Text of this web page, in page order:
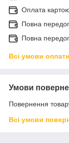
Оплата
Повна
Повна
Всі умови оплати
Умови
Повернення
Всі умови